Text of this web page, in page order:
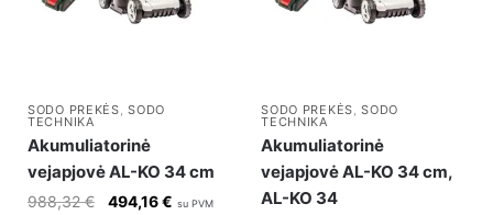
SODO PREKĖS,SODO
TECHNIKA
Akumuliatorinė
vejapjovė AL-KO 34 cm
988,32€
Original
494,16€ Current
su PVM
SODO PREKĖS,SODO
TECHNIKA
Akumuliatorinė
vejapjovė AL-KO 34 cm,
AL-KO 34